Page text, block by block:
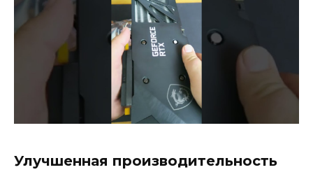
Улучшенная производительность